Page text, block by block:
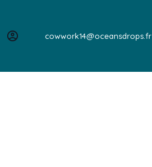
cowwork14@oceansdrops.fr